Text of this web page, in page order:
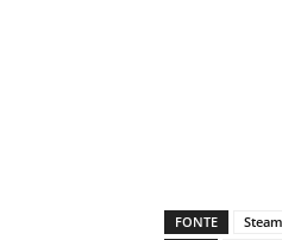
FONTE
Steam